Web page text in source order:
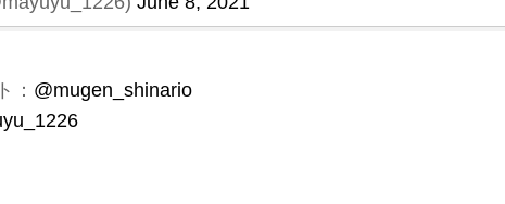
： @mugen_shinario